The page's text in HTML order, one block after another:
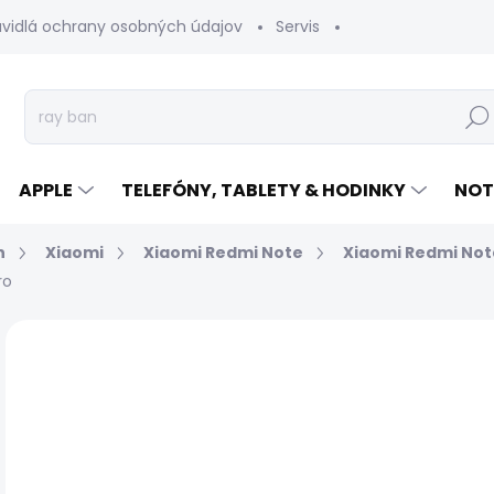
ochrany osobných údajov Servis
Hľadať
APPLE TELEFÓNY, TABLETY & HODINKY
Xiaomi Xiaomi Redmi Note Xiaomi Redmi